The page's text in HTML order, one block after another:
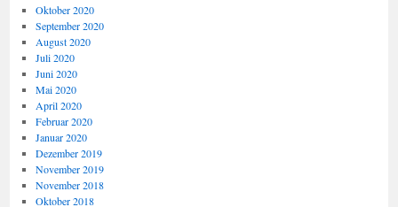
Oktober 2020
September 2020
August 2020
Juli 2020
Juni 2020
Mai 2020
April 2020
Februar 2020
Januar 2020
Dezember 2019
November 2019
November 2018
Oktober 2018